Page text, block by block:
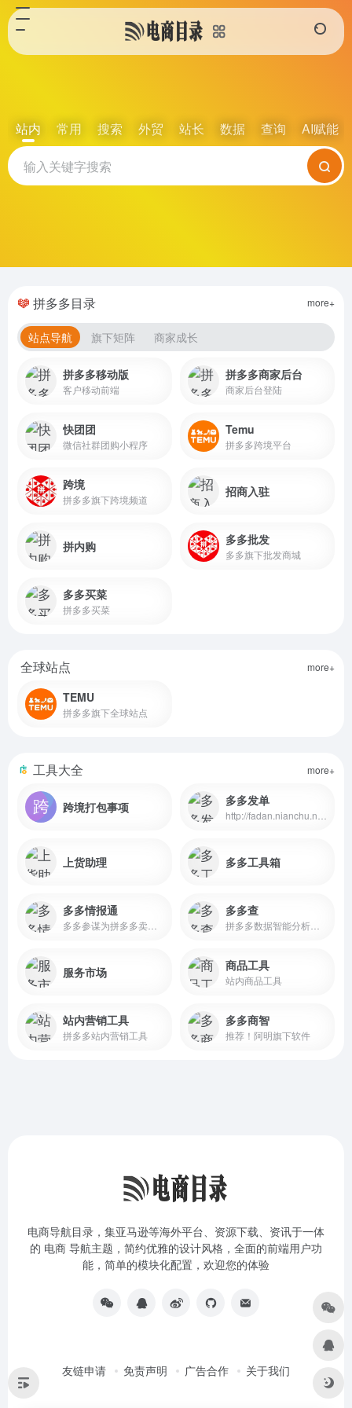
站内 常用 搜索 外贸 站长 数据 查询 AI赋能
拼多多目录
站点导航 旗下矩阵 商家成长
more+
拼多多移动版
客户移动前端
拼多多商家后台
商家后台登陆
快团团
微信社群团购小程序
Temu
拼多多跨境平台
跨境
拼多多旗下跨境频道
招商入驻
拼内购 多多批发
多多旗下批发商城
多多买菜
拼多多买菜
全球站点 more+
TEMU
拼多多旗下全球站点
工具大全 more+
跨境打包事项 多多发单
上货助理 多多工具箱
多多情报通 多多查
服务市场 商品工具
站内商品工具
站内营销工具
拼多多站内营销工具
多多商智
推荐！阿明旗下软件
电商导航目录，集亚马逊等海外平台、资源下载、资讯于一体
的 电商 导航主题，简约优雅的设计风格，全面的前端用户功
能，简单的模块化配置，欢迎您的体验
友链申请 免责声明 广告合作 关于我们